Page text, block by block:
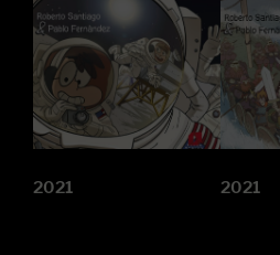
2021 2021